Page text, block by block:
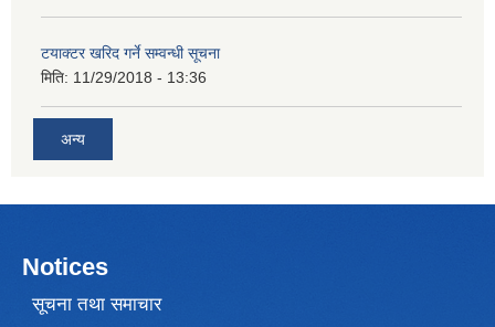
टयाक्टर खरिद गर्ने सम्वन्धी सूचना
मिति: 11/29/2018 - 13:36
अन्य
Notices
सूचना तथा समाचार